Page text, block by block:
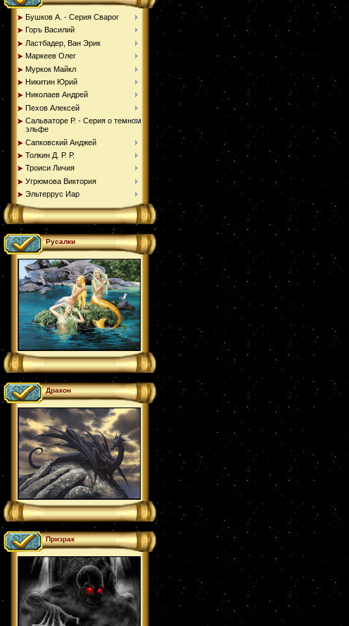
Бушков А. - Серия Сварог
Горъ Василий
Ластбадер, Ван Эрик
Маркеев Олег
Муркок Майкл
Никитин Юрий
Николаев Андрей
Пехов Алексей
Сальваторе Р. - Серия о темном
эльфе
Сапковский Анджей
Толкин Д. Р. Р.
Троиси Личия
Угрюмова Виктория
Эльтеррус Иар
Русалки
Дракон
Призрак